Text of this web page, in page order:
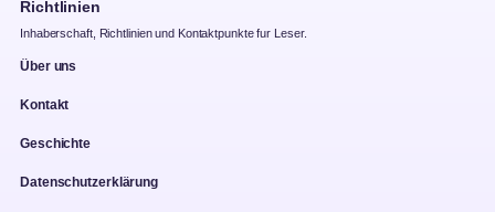
Richtlinien
Inhaberschaft, Richtlinien und Kontaktpunkte fur Leser.
Über uns
Kontakt
Geschichte
Datenschutzerklärung